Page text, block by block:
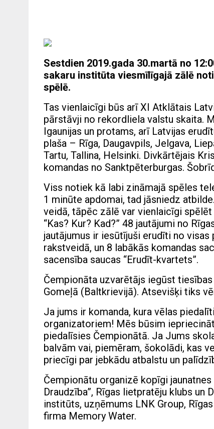
Sestdien 2019.gada 30.martā no
sakaru institūta viesmīlīgajā zālē
spēlē.
Tas vienlaicīgi būs arī XI Atklātais
pārstāvji no rekordliela valstu skaita.
Igaunijas un protams, arī Latvijas
plaša – Rīga, Daugavpils, Jelgava,
Tartu, Tallina, Helsinki. Divkārtējais
komandas no Sanktpēterburgas.
Viss notiek kā labi zināmajā spēles
1 minūte apdomai, tad jāsniedz
veidā, tāpēc zālē var vienlaicīgi
“Kas? Kur? Kad?” 48 jautājumi no
jautājumus ir iesūtījuši erudīti no visas
rakstveidā, un 8 labākās komandas
sacensība saucas “Erudīt-kvartets”.
Čempionāta uzvarētājs iegūst
Gomeļā (Baltkrievijā). Atsevišķi tiks
Ja jums ir komanda, kura vēlas
organizatoriem! Mēs būsim
piedalīsies Čempionātā. Ja Jums
balvām vai, piemēram, šokolādi, kas
priecīgi par jebkādu atbalstu un
Čempionātu organizē kopīgi
Draudzība”, Rīgas lietpratēju klubs un
institūts, uzņēmums LNK Group,
firma Memory Water.